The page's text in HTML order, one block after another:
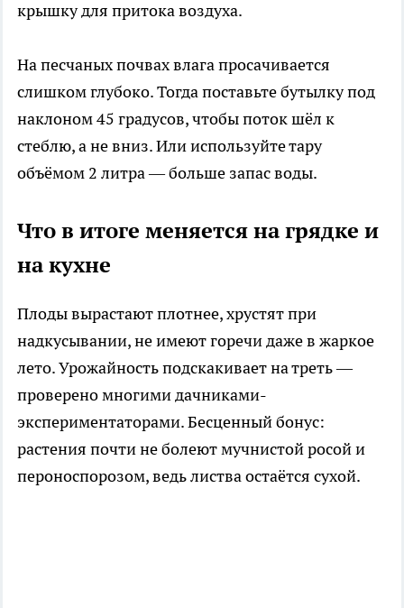
крышку для притока воздуха.
На песчаных почвах влага просачивается
слишком глубоко. Тогда поставьте бутылку под
наклоном 45 градусов, чтобы поток шёл к
стеблю, а не вниз. Или используйте тару
объёмом 2 литра — больше запас воды.
Что в итоге меняется на грядке и
на кухне
Плоды вырастают плотнее, хрустят при
надкусывании, не имеют горечи даже в жаркое
лето. Урожайность подскакивает на треть —
проверено многими дачниками-
экспериментаторами. Бесценный бонус:
растения почти не болеют мучнистой росой и
пероноспорозом, ведь листва остаётся сухой.